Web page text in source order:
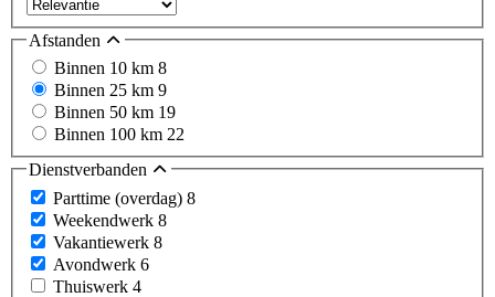
Afstanden
Binnen 10 km 8
Binnen 25 km 9
Binnen 50 km 19
Binnen 100 km 22
Dienstverbanden
Parttime (overdag) 8
Weekendwerk 8
Vakantiewerk 8
Avondwerk 6
Thuiswerk 4